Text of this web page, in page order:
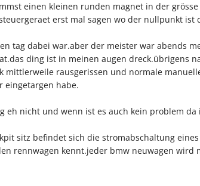
einen kleinen runden magnet in der
erst mal sagen wo der nullpunkt
tag dabei war.aber der meister war abends
ding ist in meinen augen dreck.übrigens
rausgerissen und normale
eingetargen habe.
nicht und wenn ist es auch kein problem
sitz befindet sich die stromabschaltung
rennwagen kennt.jeder bmw neuwagen wird